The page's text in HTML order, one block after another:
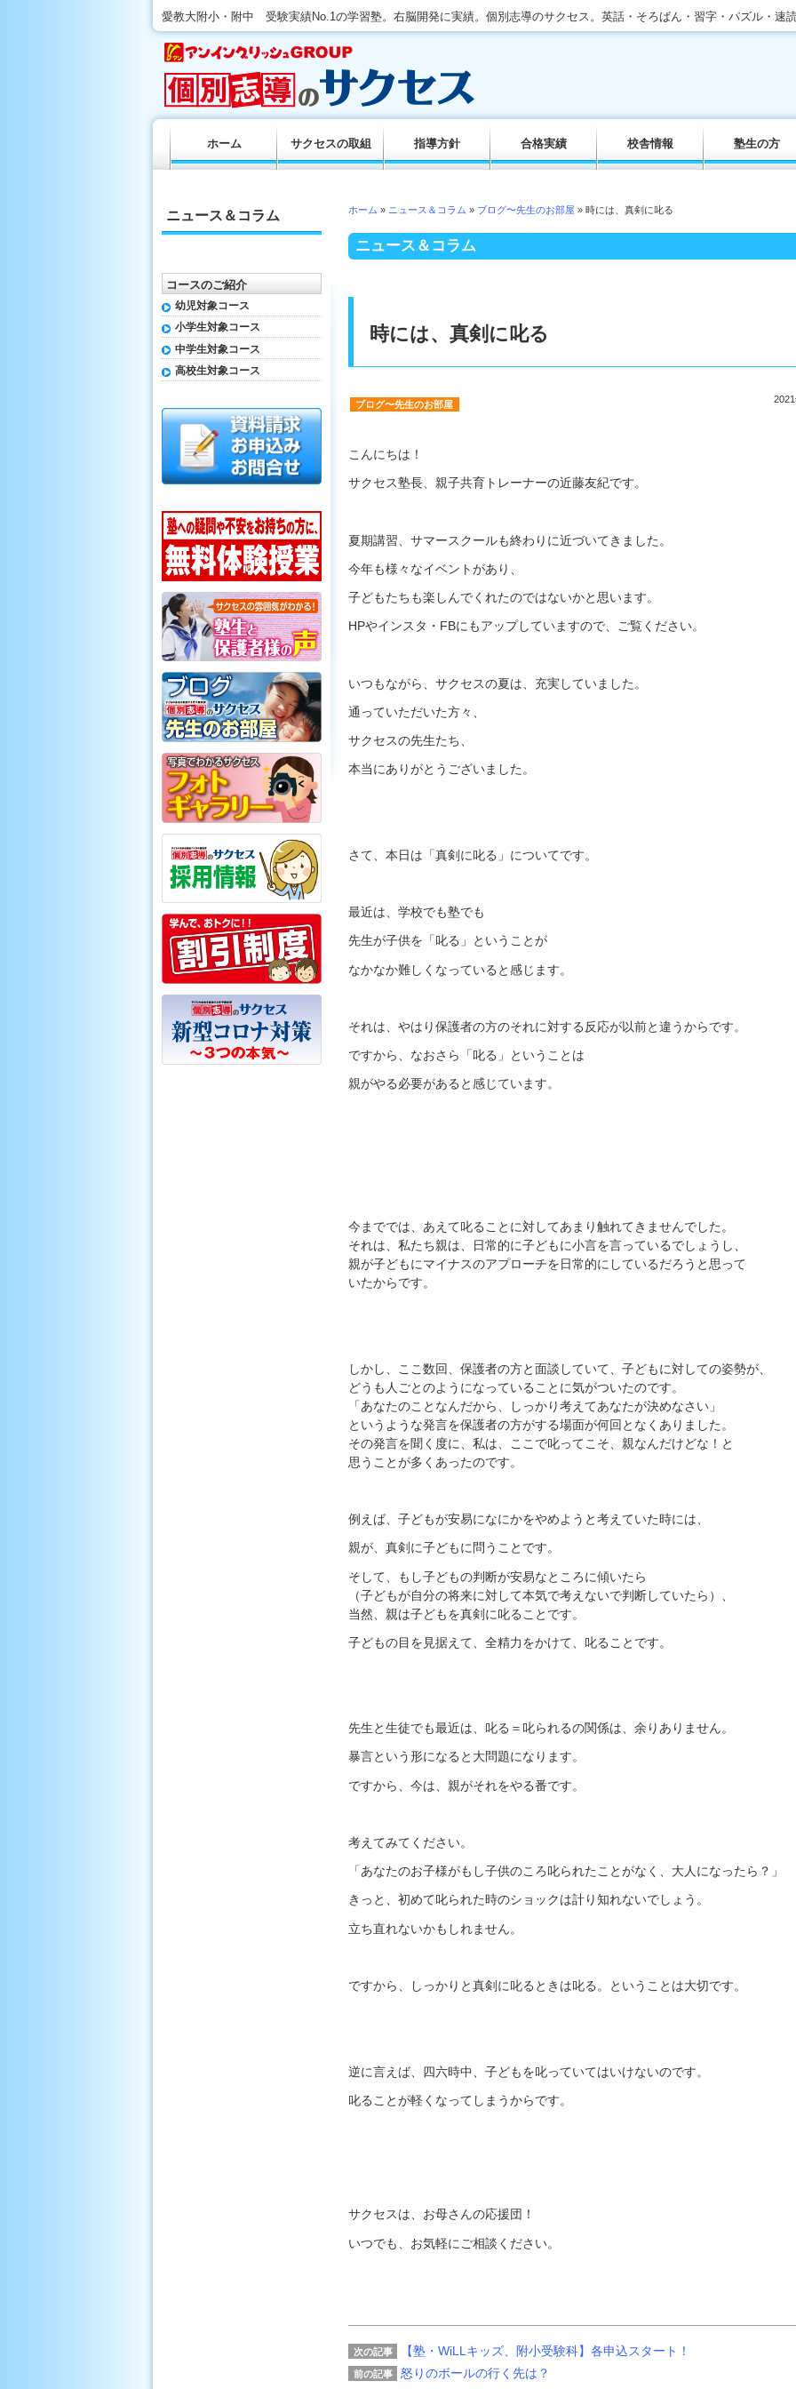
愛教大附小・附中 受験実績No.1の学習塾。右脳開発に実績。個別志導のサクセス。英話・そろばん・習字・パズル・速読
ホーム » ニュース＆コラム » ブログ〜先生のお部屋 » 時には、真剣に叱る
ニュース＆コラム
時には、真剣に叱る
ブログ〜先生のお部屋
こんにちは！
サクセス塾長、親子共育トレーナーの近藤友紀です。
夏期講習、サマースクールも終わりに近づいてきました。
今年も様々なイベントがあり、
子どもたちも楽しんでくれたのではないかと思います。
HPやインスタ・FBにもアップしていますので、ご覧ください。
いつもながら、サクセスの夏は、充実していました。
通っていただいた方々、
サクセスの先生たち、
本当にありがとうございました。
さて、本日は「真剣に叱る」についてです。
最近は、学校でも塾でも
先生が子供を「叱る」ということが
なかなか難しくなっていると感じます。
それは、やはり保護者の方のそれに対する反応が以前と違うからです。
ですから、なおさら「叱る」ということは
親がやる必要があると感じています。
今まででは、あえて叱ることに対してあまり触れてきませんでした。
それは、私たち親は、日常的に子どもに小言を言っているでしょうし、
親が子どもにマイナスのアプローチを日常的にしているだろうと思って
いたからです。
しかし、ここ数回、保護者の方と面談していて、子どもに対しての姿勢が、
どうも人ごとのようになっていることに気がついたのです。
「あなたのことなんだから、しっかり考えてあなたが決めなさい」
というような発言を保護者の方がする場面が何回となくありました。
その発言を聞く度に、私は、ここで叱ってこそ、親なんだけどな！と
思うことが多くあったのです。
例えば、子どもが安易になにかをやめようと考えていた時には、
親が、真剣に子どもに問うことです。
そして、もし子どもの判断が安易なところに傾いたら
（子どもが自分の将来に対して本気で考えないで判断していたら）、
当然、親は子どもを真剣に叱ることです。
子どもの目を見据えて、全精力をかけて、叱ることです。
先生と生徒でも最近は、叱る＝叱られるの関係は、余りありません。
暴言という形になると大問題になります。
ですから、今は、親がそれをやる番です。
考えてみてください。
「あなたのお子様がもし子供のころ叱られたことがなく、大人になったら？」
きっと、初めて叱られた時のショックは計り知れないでしょう。
立ち直れないかもしれません。
ですから、しっかりと真剣に叱るときは叱る。ということは大切です。
逆に言えば、四六時中、子どもを叱っていてはいけないのです。
叱ることが軽くなってしまうからです。
サクセスは、お母さんの応援団！
いつでも、お気軽にご相談ください。
次の記事 【塾・WiLLキッズ、附小受験科】各申込スタート！
前の記事 怒りのボールの行く先は？
ホーム サクセスの取組 指導方針 合格実績 校舎情報 塾生の方
ニュース＆コラム
コースのご紹介
幼児対象コース
小学生対象コース
中学生対象コース
高校生対象コース